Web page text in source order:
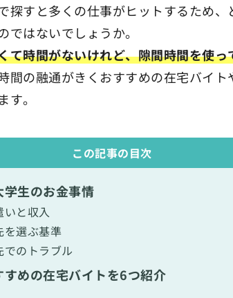
探すと多くの仕事がヒットするため
はないでしょうか。
て時間がないけれど、隙間時間を使
間の融通がきくおすすめの在宅バイ
。
この記事の目次
生のお金事情
いと収入
を選ぶ基準
でのトラブル
すめの在宅バイトを6つ紹介